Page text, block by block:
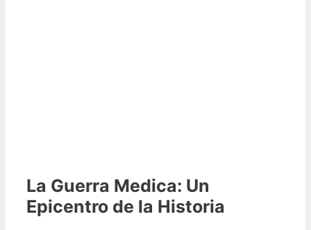
La Guerra Medica: Un
Epicentro de la Historia